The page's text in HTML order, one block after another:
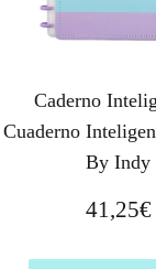
Caderno
Cuaderno
By Indy
41,25€